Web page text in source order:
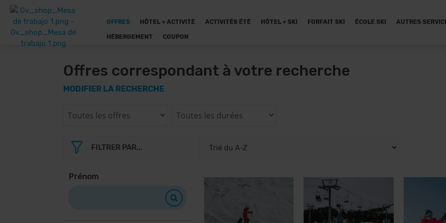
OFFRES HÔTEL + ACTIVITÉ ACTIVITÉS ÉTÉ HÔTEL + SKI FORFAIT SKI ÉCOLE SKI AUTRES
HÉBERGEMENT COUPON
Offres correspondant à votre recherche
MODIFIER LA RECHERCHE
FILTRER PAR...
Prénom